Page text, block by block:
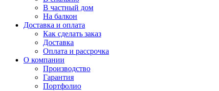
В частный дом
На балкон
Доставка и оплата
Как сделать заказ
Доставка
Оплата и рассрочка
О компании
Производство
Гарантия
Портфолио